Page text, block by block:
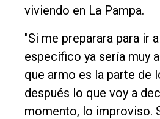
viviendo en La Pampa.
"Si me preparara para ir
específico ya sería muy
que armo es la parte de
después lo que voy a
momento, lo improviso.